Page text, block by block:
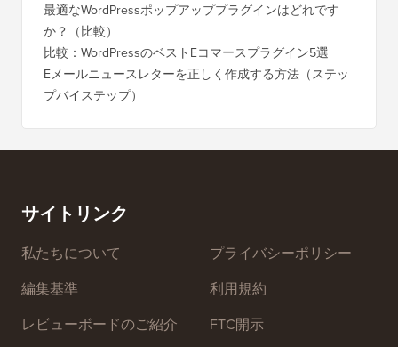
最適なWordPressポップアッププラグインはどれです
か？（比較）
比較：WordPressのベストEコマースプラグイン5選
Eメールニュースレターを正しく作成する方法（ステッ
プバイステップ）
サイトリンク
私たちについて
編集基準
レビューボードのご紹介
プライバシーポリシー
利用規約
FTC開示